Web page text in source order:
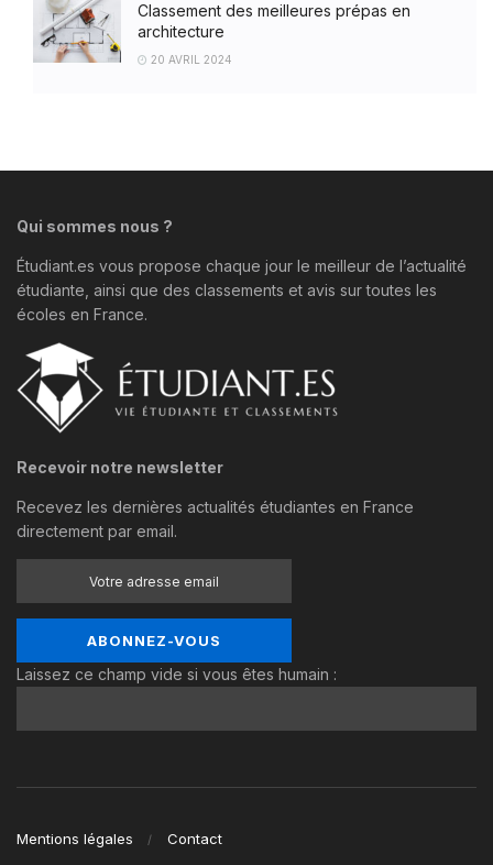
Classement des meilleures prépas en
architecture
20 AVRIL 2024
Qui sommes nous ?
Étudiant.es vous propose chaque jour le meilleur de l’actualité
étudiante, ainsi que des classements et avis sur toutes les
écoles en France.
Recevoir notre newsletter
Recevez les dernières actualités étudiantes en France
directement par email.
Laissez ce champ vide si vous êtes humain :
Mentions légales Contact